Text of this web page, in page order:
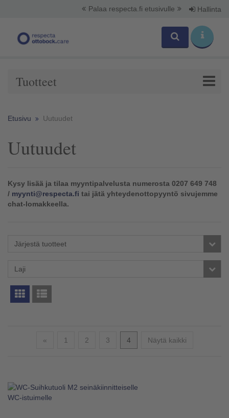
Palaa respecta.fi etusivulle Hallinta
Tuotteet
Etusivu Uutuudet
Uutuudet
Kysy lisää ja tilaa myyntipalvelusta numerosta 0207 649 748
/ myynti@respecta.fi tai jätä yhteydenottopyyntö sivujemme
chat-lomakkeella.
Järjestä tuotteet
Laji
«Edellinen
1 2 3 4 Näytä kaikki